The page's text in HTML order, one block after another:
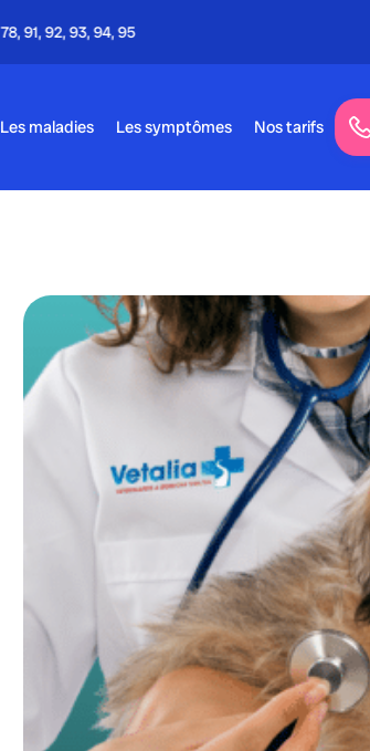
Appel gratuit - 24h/24 & 7j/7
Les maladies Les symptômes Nos tarifs